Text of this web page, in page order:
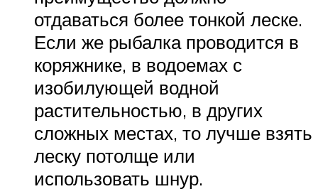
отдаваться более тонкой леске.
Если же рыбалка проводится в
коряжнике, в водоемах с
изобилующей водной
растительностью, в других
сложных местах, то лучше взять
леску потолще или
использовать шнур.